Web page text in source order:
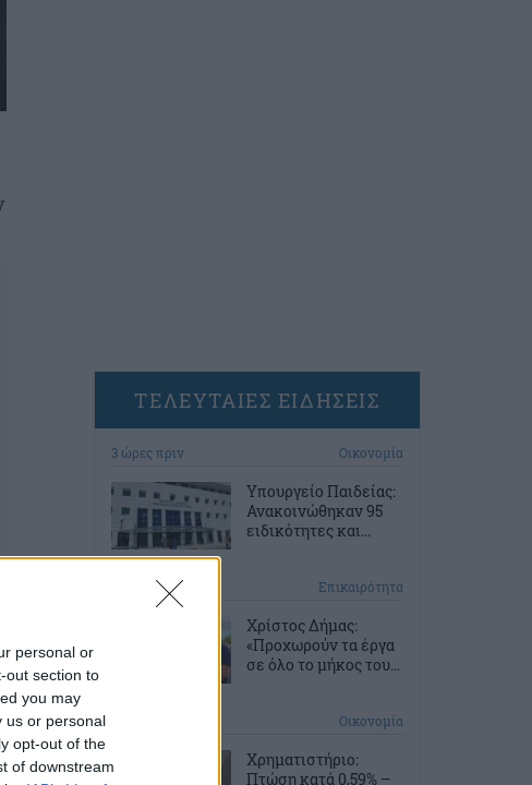
personal or
out section to
you may
us or personal
opt-out of the
of downstream
ΤΕΛΕΥΤΑΙΕΣ ΕΙΔΗΣΕΙΣ
3 ώρες πριν Οικονομία
Υπουργείο Παιδείας:
Ανακοινώθηκαν 95
ειδικότητες και...
4 ώρες πριν Επικαιρότητα
Χρίστος Δήμας:
«Προχωρούν τα έργα
σε όλο το μήκος του...
Οικονομία
Χρηματιστήριο:
Πτώση κατά 0,59% –